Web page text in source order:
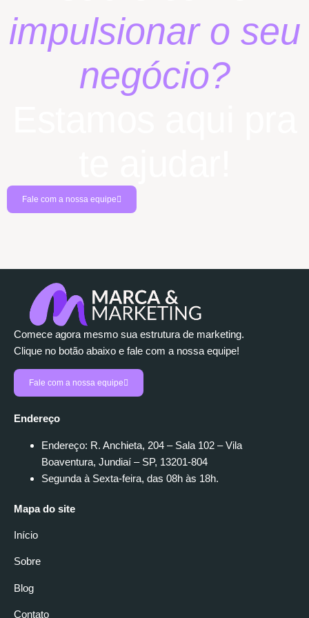
impulsionar o seu
negócio?
Fale com a nossa equipe
Comece agora mesmo sua estrutura de marketing.
Clique no botão abaixo e fale com a nossa equipe!
Fale com a nossa equipe
Endereço
Endereço: R. Anchieta, 204 – Sala 102 – Vila
Boaventura, Jundiaí – SP, 13201-804
Segunda à Sexta-feira, das 08h às 18h.
Mapa do site
Início
Sobre
Blog
Contato